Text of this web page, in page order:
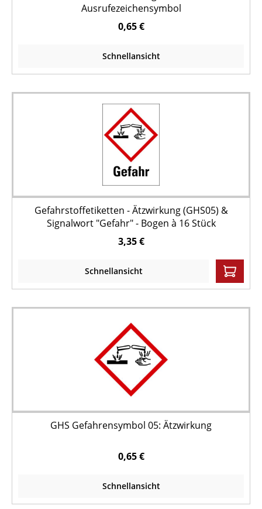
Ausrufezeichensymbol
0,65 €
Schnellansicht
Gefahrstoffetiketten - Ätzwirkung (GHS05) &
Signalwort "Gefahr" - Bogen à 16 Stück
3,35 €
Schnellansicht
GHS Gefahrensymbol 05: Ätzwirkung
0,65 €
Schnellansicht